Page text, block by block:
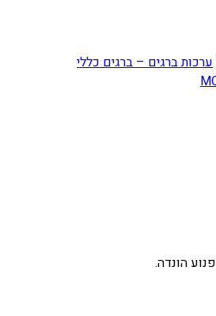
ערכות ברגים – ברגים כללי
הונדה.